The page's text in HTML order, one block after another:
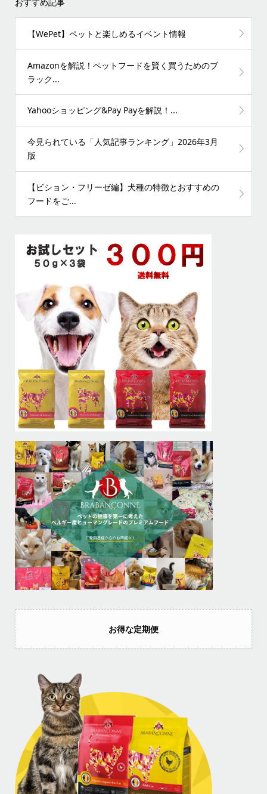
おすすめ記事
【WePet】ペットと楽しめるイベント情報
Amazonを解説！ペットフードを賢く買うためのブ
ラック...
Yahooショッピング&Pay Payを解説！...
今見られている「人気記事ランキング」2026年3月
版
【ビション・フリーゼ編】犬種の特徴とおすすめの
フードをご...
お得な定期便